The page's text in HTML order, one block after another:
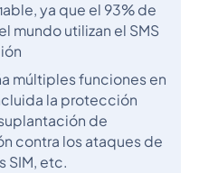
ya que el 93% de
mundo utilizan el SMS
múltiples funciones en
la protección
de
contra los ataques de
SIM, etc.